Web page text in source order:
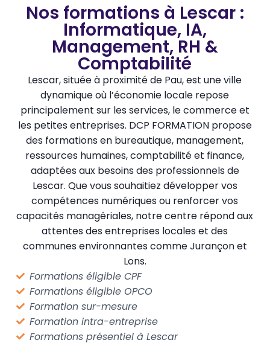
Nos formations à Lescar :
Informatique, IA,
Management, RH &
Comptabilité
Lescar, située à proximité de Pau, est une ville
dynamique où l’économie locale repose
principalement sur les services, le commerce et
les petites entreprises. DCP FORMATION propose
des formations en bureautique, management,
ressources humaines, comptabilité et finance,
adaptées aux besoins des professionnels de
Lescar. Que vous souhaitiez développer vos
compétences numériques ou renforcer vos
capacités managériales, notre centre répond aux
attentes des entreprises locales et des
communes environnantes comme Jurançon et
Lons.
Formations éligible CPF
Formations éligible OPCO
Formation sur-mesure
Formation intra-entreprise
Formations présentiel à Lescar